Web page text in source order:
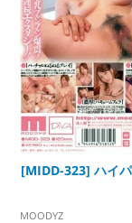
[MIDD-323] ハイ
MOODYZ